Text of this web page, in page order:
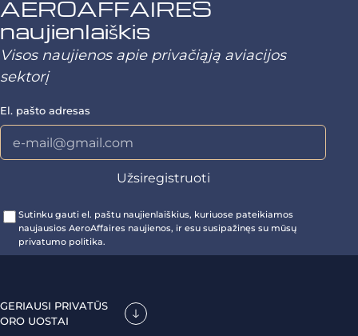
AEROAFFAIRES
naujienlaiškis
Visos naujienos apie privačiąją aviacijos
sektorį
El. pašto adresas
Sutinku gauti el. paštu naujienlaiškius, kuriuose pateikiamos
naujausios AeroAffaires naujienos, ir esu susipažinęs su mūsų
privatumo politika.
GERIAUSI PRIVATŪS
ORO UOSTAI